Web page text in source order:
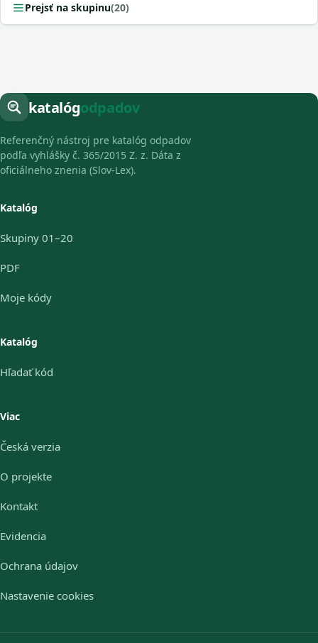
Prejsť na skupinu(20)
katalógodpadov
Referenčný nástroj pre katalóg odpadov
podľa vyhlášky č. 365/2015 Z. z. Dáta z
oficiálneho znenia (Slov-Lex).
Katalóg
Skupiny 01–20
PDF
Moje kódy
Katalóg
Hľadať kód
Viac
Česká verzia
O projekte
Kontakt
Evidencia
Ochrana údajov
Nastavenie cookies